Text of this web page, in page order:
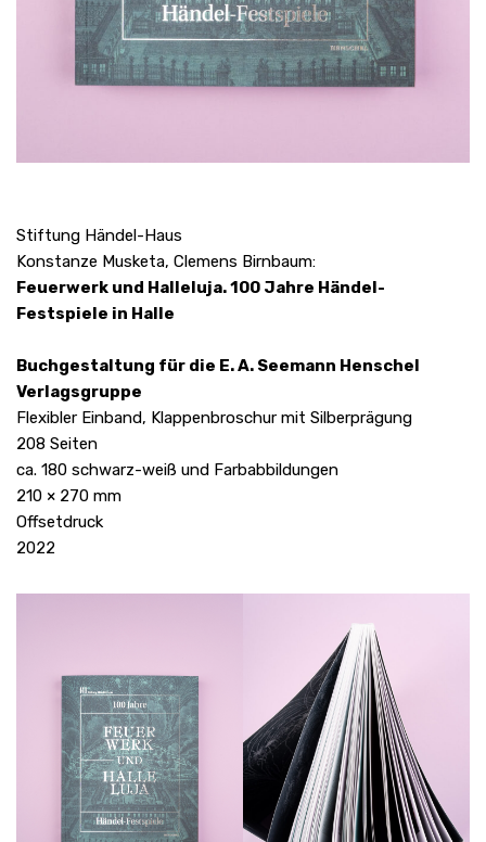
Stiftung Händel-Haus
Konstanze Musketa, Clemens Birnbaum:
Feuerwerk und Halleluja. 100 Jahre Händel-
Festspiele in Halle
Buchgestaltung für die E. A. Seemann Henschel
Verlagsgruppe
Flexibler Einband, Klappenbroschur mit Silberprägung
208 Seiten
ca. 180 schwarz-weiß und Farbabbildungen
210 × 270 mm
Offsetdruck
2022